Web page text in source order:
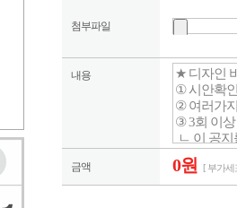
첨부파일
내용
금액 0원 [ 부가세